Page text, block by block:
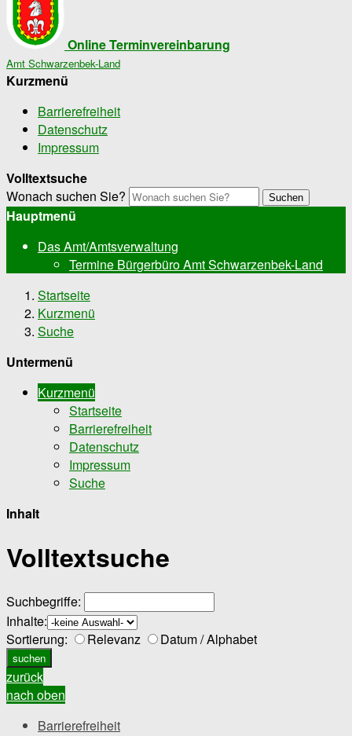
Online Terminvereinbarung
Amt Schwarzenbek-Land
Kurzmenü
Barrierefreiheit
Datenschutz
Impressum
Volltextsuche
Wonach suchen Sie?
Suchen
Hauptmenü
Das Amt/Amtsverwaltung
Termine Bürgerbüro Amt Schwarzenbek-Land
Startseite
Kurzmenü
Suche
Untermenü
Kurzmenü
Startseite
Barrierefreiheit
Datenschutz
Impressum
Suche
Inhalt
Volltextsuche
Suchbegriffe:
Inhalte:
Sortierung:
Relevanz Datum / Alphabet
zurück
nach oben
Barrierefreiheit